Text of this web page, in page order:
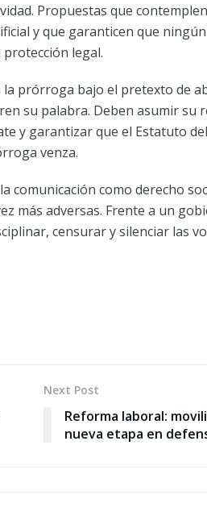
Propuestas que
y que garanticen que
legal.
prórroga bajo el pretexto de
su palabra. Deben asumir su
y garantizar que el Estatuto
venza.
comunicación como derecho
más adversas. Frente a un
censurar y silenciar las
Next Post
Reforma laboral:
nueva etapa en